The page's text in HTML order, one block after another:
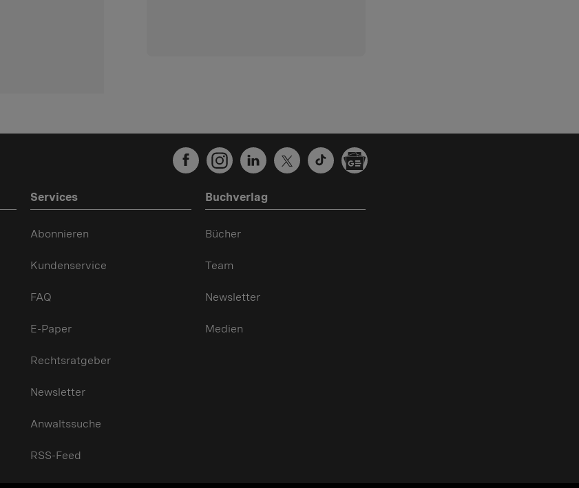
Services
Abonnieren
Kundenservice
FAQ
E-Paper
Rechtsratgeber
Newsletter
Anwaltssuche
RSS-Feed
Buchverlag
Bücher
Team
Newsletter
Medien